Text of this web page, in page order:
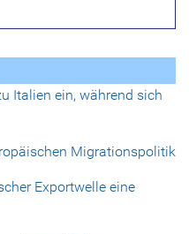
Italien ein, während sich
Migrationspolitik
Exportwelle eine